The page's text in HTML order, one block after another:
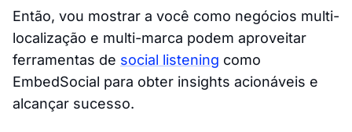
Então, vou mostrar a você como negócios multi-
localização e multi-marca podem aproveitar
ferramentas de social listening como
EmbedSocial para obter insights acionáveis e
alcançar sucesso.